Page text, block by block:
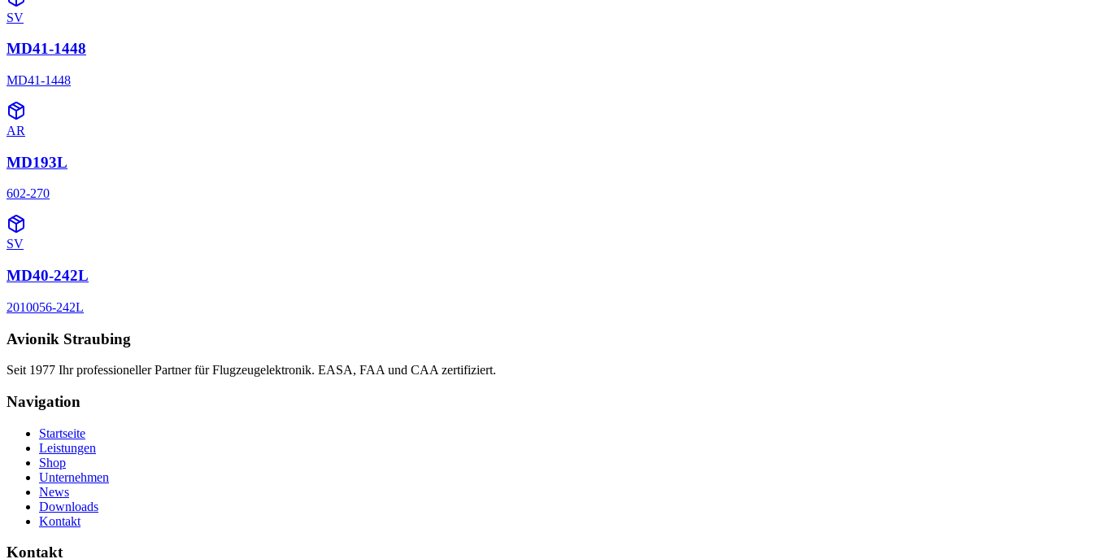
SV
MD41-1448
MD41-1448
AR
MD193L
602-270
SV
MD40-242L
2010056-242L
Avionik Straubing
Seit 1977 Ihr professioneller Partner für Flugzeugelektronik. EASA, FAA und CAA zertifiziert.
Navigation
Startseite
Leistungen
Shop
Unternehmen
News
Downloads
Kontakt
Kontakt